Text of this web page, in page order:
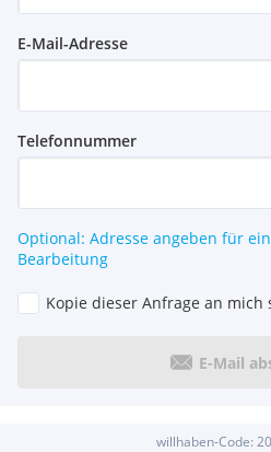
E-Mail-Adresse
Telefonnummer
Optional: Adresse angeben für
Bearbeitung
Kopie dieser Anfrage an mich
E-Mail
willhaben-Code: